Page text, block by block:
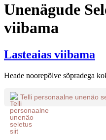
Unenägude
viibama
Lasteaias viibama
Heade noorepõlve sõpradega
Telli personaalne unenäo